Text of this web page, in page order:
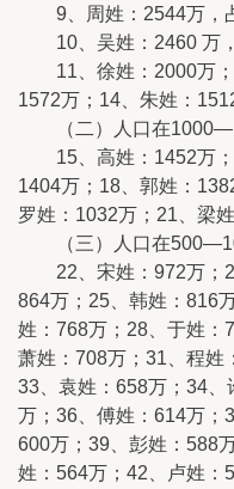
9、周姓：2544万，占
10、吴姓：2460 万，
11、徐姓：2000万；
1572万；14、朱姓：
（二）人口在
15、高姓：1452万；
1404万；18、郭姓：
罗姓：1032万；21、梁
（三）人口在
22、宋姓：972万；
864万；25、韩姓：816
姓：768万；28、于姓：
萧姓：708万；31、程姓
33、袁姓：658万；34
万；36、傅姓：614万；
600万；39、彭姓：588
姓：564万；42、卢姓：